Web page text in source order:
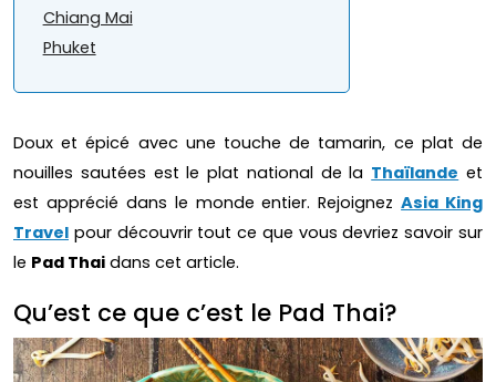
Chiang Mai
Phuket
Doux et épicé avec une touche de tamarin, ce plat de
nouilles sautées est le plat national de la Thaïlande et
est apprécié dans le monde entier. RejoignezAsia King
Travel pour découvrir tout ce que vous devriez savoir sur
le Pad Thai dans cet article.
Qu’est ce que c’est le Pad Thai?